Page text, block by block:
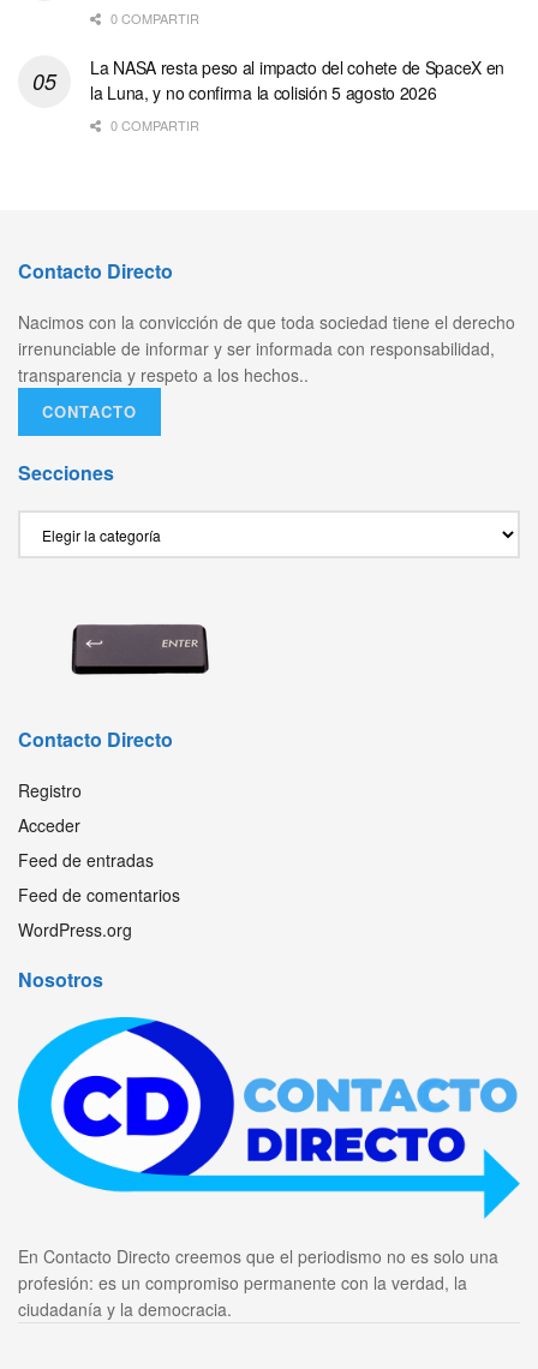
0 COMPARTIR
La NASA resta peso al impacto del cohete de SpaceX en
la Luna, y no confirma la colisión 5 agosto 2026
0 COMPARTIR
Contacto Directo
Nacimos con la convicción de que toda sociedad tiene el derecho
irrenunciable de informar y ser informada con responsabilidad,
transparencia y respeto a los hechos..
CONTACTO
Secciones
Contacto Directo
Registro
Acceder
Feed de entradas
Feed de comentarios
WordPress.org
Nosotros
En Contacto Directo creemos que el periodismo no es solo una
profesión: es un compromiso permanente con la verdad, la
ciudadanía y la democracia.